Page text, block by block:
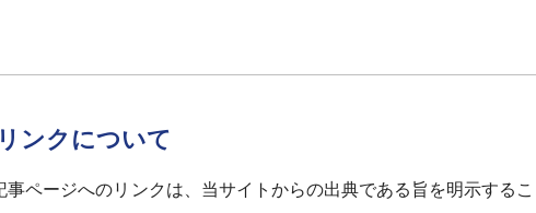
ンクについて
ページへのリンクは、当サイトからの出典である旨を明示するこ